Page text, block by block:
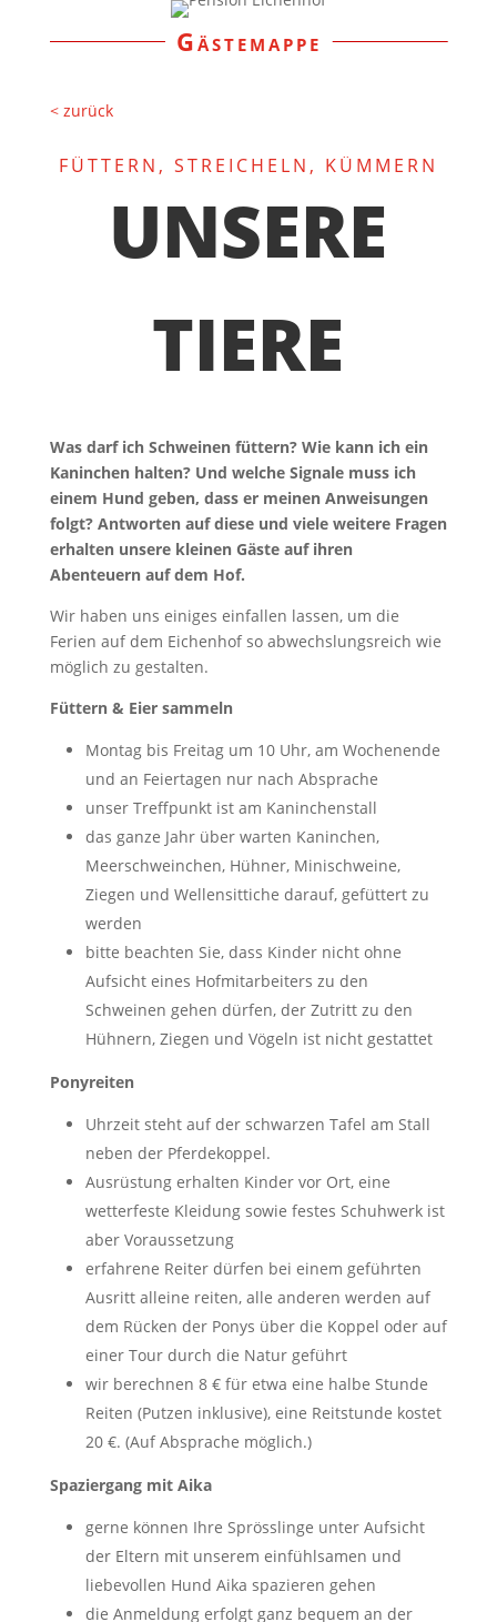
Gästemappe
< zurück
FÜTTERN, STREICHELN, KÜMMERN
UNSERE
TIERE
Was darf ich Schweinen füttern? Wie kann ich ein
Kaninchen halten? Und welche Signale muss ich
einem Hund geben, dass er meinen Anweisungen
folgt? Antworten auf diese und viele weitere Fragen
erhalten unsere kleinen Gäste auf ihren
Abenteuern auf dem Hof.
Wir haben uns einiges einfallen lassen, um die
Ferien auf dem Eichenhof so abwechslungsreich wie
möglich zu gestalten.
Füttern & Eier sammeln
Montag bis Freitag um 10 Uhr, am Wochenende
und an Feiertagen nur nach Absprache
unser Treffpunkt ist am Kaninchenstall
das ganze Jahr über warten Kaninchen,
Meerschweinchen, Hühner, Minischweine,
Ziegen und Wellensittiche darauf, gefüttert zu
werden
bitte beachten Sie, dass Kinder nicht ohne
Aufsicht eines Hofmitarbeiters zu den
Schweinen gehen dürfen, der Zutritt zu den
Hühnern, Ziegen und Vögeln ist nicht gestattet
Ponyreiten
Uhrzeit steht auf der schwarzen Tafel am Stall
neben der Pferdekoppel.
Ausrüstung erhalten Kinder vor Ort, eine
wetterfeste Kleidung sowie festes Schuhwerk ist
aber Voraussetzung
erfahrene Reiter dürfen bei einem geführten
Ausritt alleine reiten, alle anderen werden auf
dem Rücken der Ponys über die Koppel oder auf
einer Tour durch die Natur geführt
wir berechnen 8 € für etwa eine halbe Stunde
Reiten (Putzen inklusive), eine Reitstunde kostet
20 €. (Auf Absprache möglich.)
Spaziergang mit Aika
gerne können Ihre Sprösslinge unter Aufsicht
der Eltern mit unserem einfühlsamen und
liebevollen Hund Aika spazieren gehen
die Anmeldung erfolgt ganz bequem an der